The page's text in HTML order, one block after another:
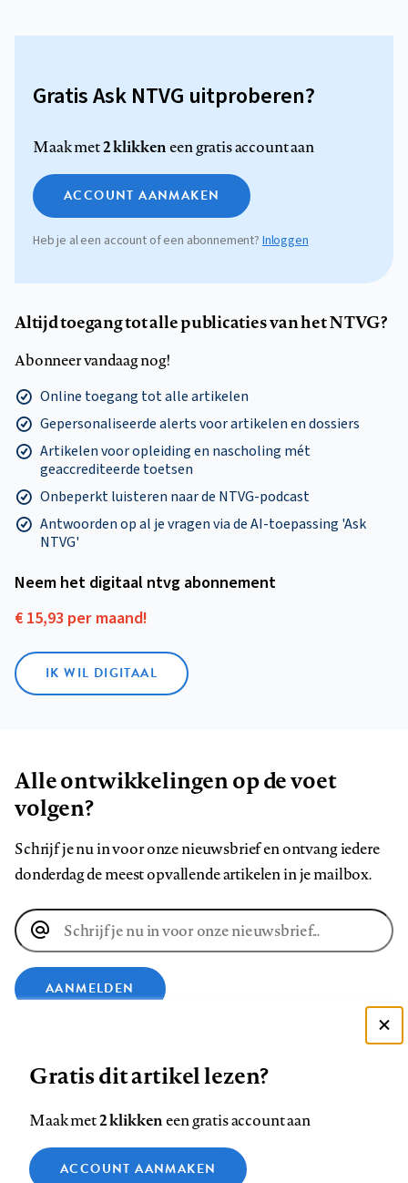
Gratis Ask NTVG uitproberen?
Maak met2 klikkeneen gratis account aan
ACCOUNT AANMAKEN
Heb je al een account of een abonnement?Inloggen
Altijd toegang tot alle publicaties van het NTVG?
Abonneer vandaag nog!
Online toegang tot alle artikelen
Gepersonaliseerde alerts voor artikelen en dossiers
Artikelen voor opleiding en nascholing mét
geaccrediteerde toetsen
Onbeperkt luisteren naar de NTVG-podcast
Antwoorden op al je vragen via de AI-toepassing 'Ask
NTVG'
Neem het digitaal ntvg abonnement
€ 15,93 per maand!
IK WIL DIGITAAL
Alle ontwikkelingen op de voet
volgen?
Schrijf je nu in voor onze nieuwsbrief en ontvang iedere
donderdag de meest opvallende artikelen in je mailbox.
E-
mailadres
AANMELDEN
op
op
op
ons
op
Contact Colofon Disclaimer Privacy
Zie onze cookie policy
Gratis dit artikel lezen?
Maak met2 klikkeneen gratis account aan
ACCOUNT AANMAKEN